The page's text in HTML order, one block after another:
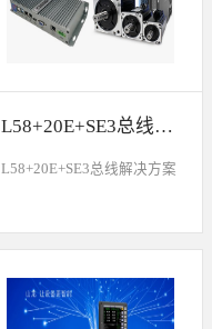
L58+20E+SE3总线解决方案
L58+20E+SE3总线解决方案